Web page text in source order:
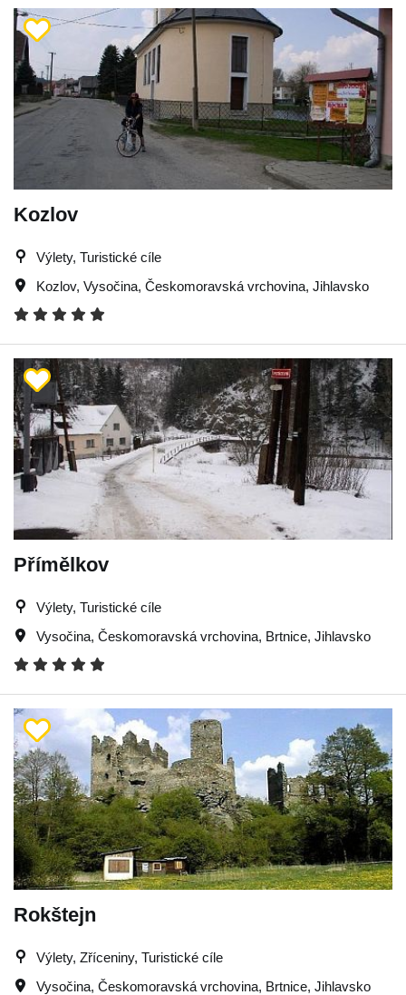
Kozlov
Výlety, Turistické cíle
Kozlov, Vysočina, Českomoravská vrchovina, Jihlavsko
Přímělkov
Výlety, Turistické cíle
Vysočina, Českomoravská vrchovina, Brtnice, Jihlavsko
Rokštejn
Výlety, Zříceniny, Turistické cíle
Vysočina, Českomoravská vrchovina, Brtnice, Jihlavsko